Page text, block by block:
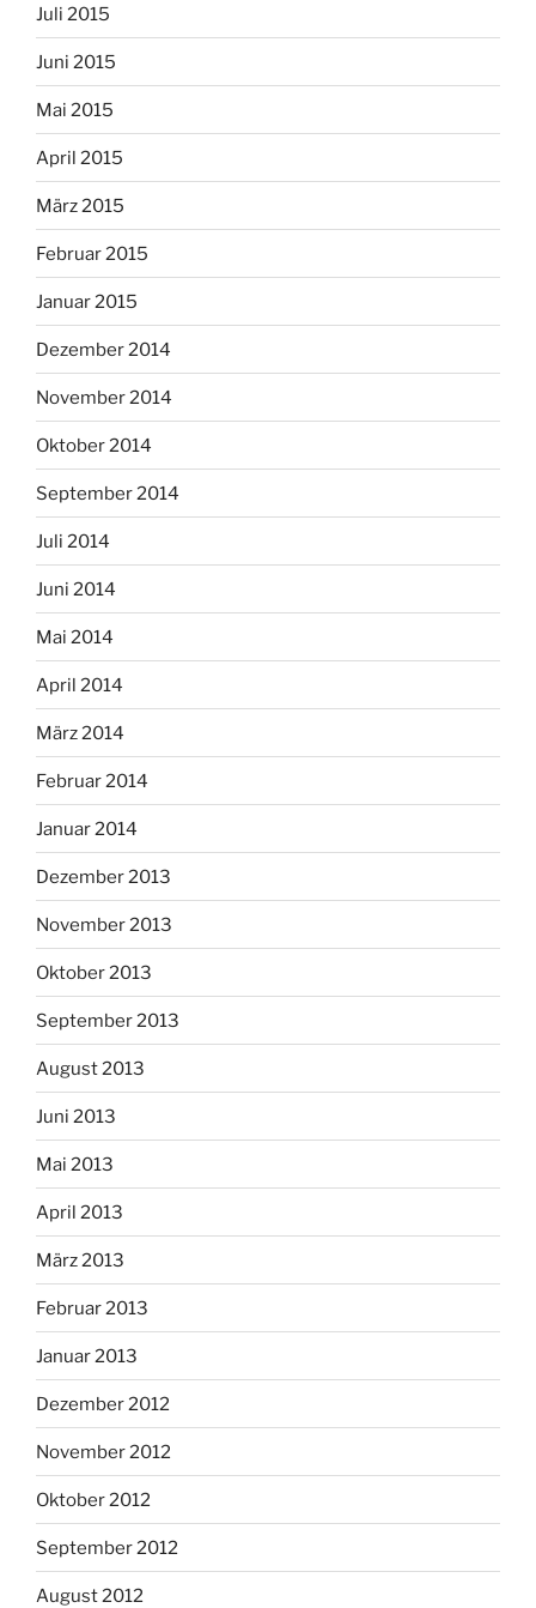
Juli 2015
Juni 2015
Mai 2015
April 2015
März 2015
Februar 2015
Januar 2015
Dezember 2014
November 2014
Oktober 2014
September 2014
Juli 2014
Juni 2014
Mai 2014
April 2014
März 2014
Februar 2014
Januar 2014
Dezember 2013
November 2013
Oktober 2013
September 2013
August 2013
Juni 2013
Mai 2013
April 2013
März 2013
Februar 2013
Januar 2013
Dezember 2012
November 2012
Oktober 2012
September 2012
August 2012